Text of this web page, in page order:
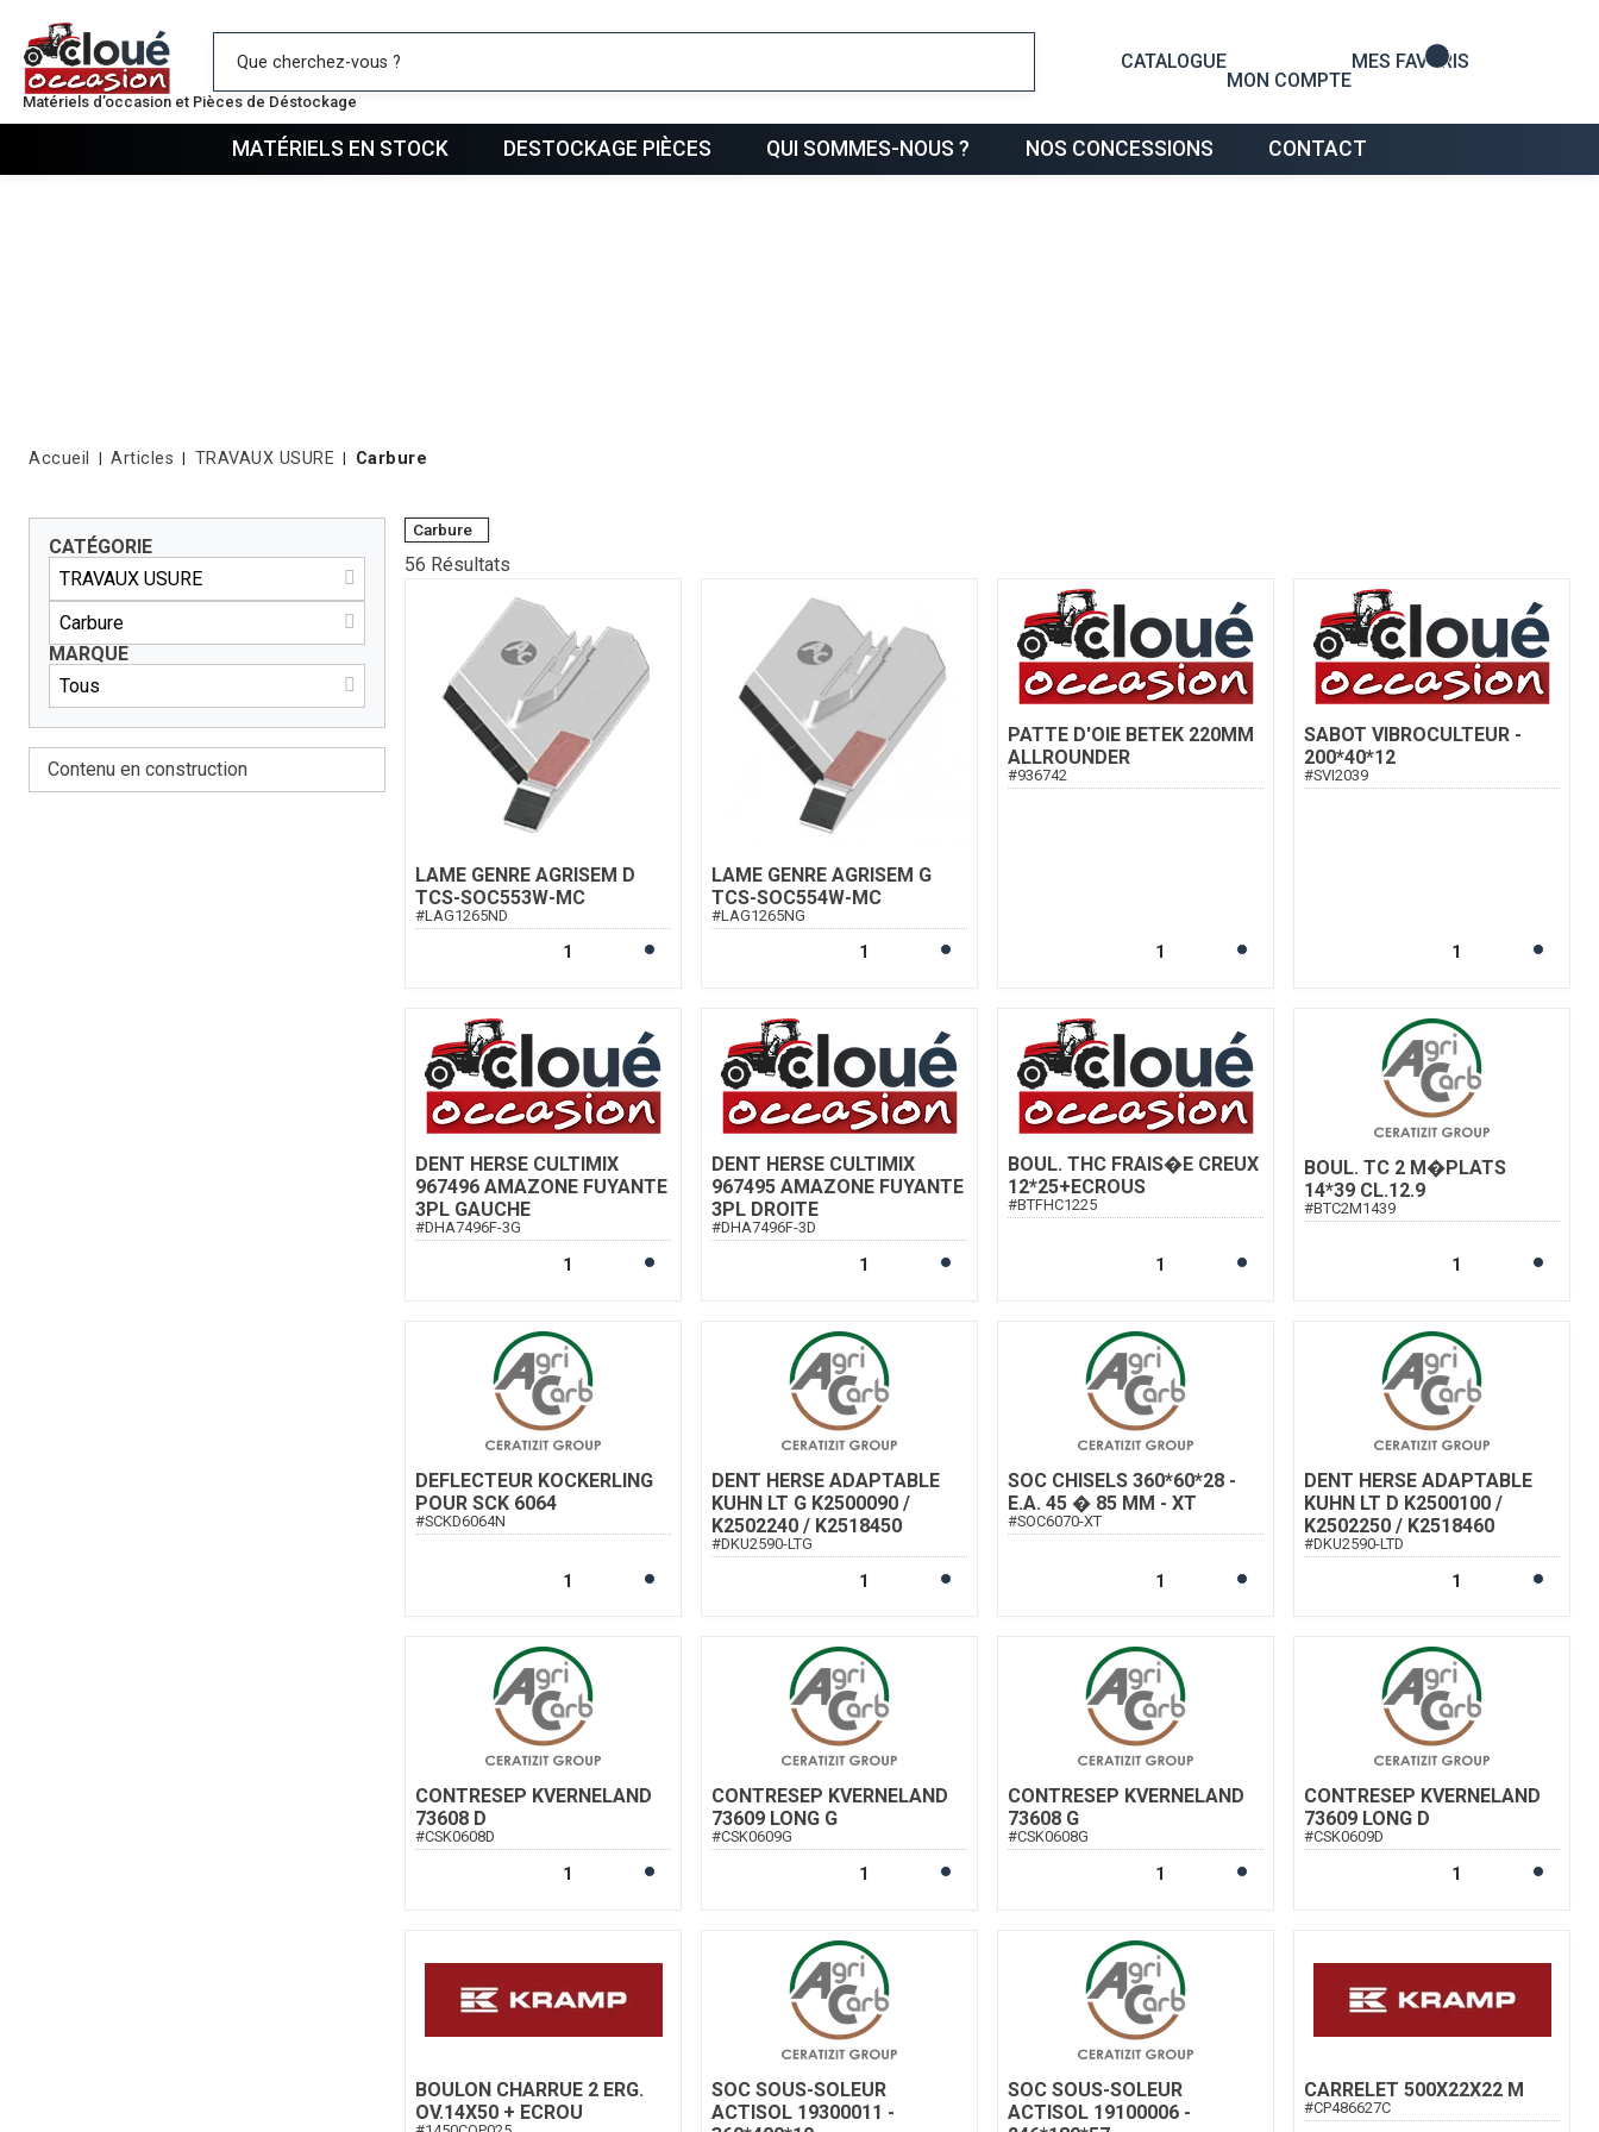
Matériels d’occasion et Pièces de Déstockage
CATALOGUE
MON COMPTE
MES FAVORIS
Mes favoris
MATÉRIELS EN STOCK DESTOCKAGE PIÈCES QUI SOMMES-NOUS ? NOS CONCESSIONS CONTACT
Accueil Articles TRAVAUX USURE Carbure
Contenu en construction
CATÉGORIE
MARQUE
Carbure
56 Résultats
LAME GENRE AGRISEM D
TCS-SOC553W-MC
#LAG1265ND
LAME GENRE AGRISEM G
TCS-SOC554W-MC
#LAG1265NG
PATTE D'OIE BETEK 220MM
ALLROUNDER
#936742
SABOT VIBROCULTEUR -
200*40*12
#SVI2039
DENT HERSE CULTIMIX
967496 AMAZONE FUYANTE
3PL GAUCHE
#DHA7496F-3G
DENT HERSE CULTIMIX
967495 AMAZONE FUYANTE
3PL DROITE
#DHA7496F-3D
BOUL. THC FRAIS�E CREUX
12*25+ECROUS
#BTFHC1225
BOUL. TC 2 M�PLATS
14*39 CL.12.9
#BTC2M1439
DEFLECTEUR KOCKERLING
POUR SCK 6064
#SCKD6064N
DENT HERSE ADAPTABLE
KUHN LT G K2500090 /
K2502240 / K2518450
#DKU2590-LTG
SOC CHISELS 360*60*28 -
E.A. 45 � 85 MM - XT
#SOC6070-XT
DENT HERSE ADAPTABLE
KUHN LT D K2500100 /
K2502250 / K2518460
#DKU2590-LTD
CONTRESEP KVERNELAND
73608 D
#CSK0608D
CONTRESEP KVERNELAND
73609 LONG G
#CSK0609G
CONTRESEP KVERNELAND
73608 G
#CSK0608G
CONTRESEP KVERNELAND
73609 LONG D
#CSK0609D
BOULON CHARRUE 2 ERG.
OV.14X50 + ECROU
SOC SOUS-SOLEUR
ACTISOL 19300011 -
SOC SOUS-SOLEUR
ACTISOL 19100006 -
CARRELET 500X22X22 M
#CP486627C